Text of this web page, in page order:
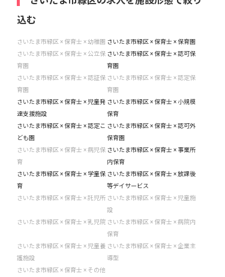
込む
さいたま市緑区 × 保育士 × 幼稚園 さいたま市緑区 × 保育士 × 保育園
さいたま市緑区 × 保育士 × 公立保
育園
さいたま市緑区 × 保育士 × 認可保
育園
さいたま市緑区 × 保育士 × 認証保
育園
さいたま市緑区 × 保育士 × 認定保
育園
さいたま市緑区 × 保育士 × 児童発
達支援施設
さいたま市緑区 × 保育士 × 小規模
保育
さいたま市緑区 × 保育士 × 認定こ
ども園
さいたま市緑区 × 保育士 × 認可外
保育園
さいたま市緑区 × 保育士 × 病児保
育
さいたま市緑区 × 保育士 × 事業所
内保育
さいたま市緑区 × 保育士 × 学童保
育
さいたま市緑区 × 保育士 × 放課後
等デイサービス
さいたま市緑区 × 保育士 × 託児所 さいたま市緑区 × 保育士 × 児童施
設
さいたま市緑区 × 保育士 × 乳児院 さいたま市緑区 × 保育士 × 病院内
保育
さいたま市緑区 × 保育士 × 児童養
護施設
さいたま市緑区 × 保育士 × 企業主
導型
さいたま市緑区 × 保育士 × その他